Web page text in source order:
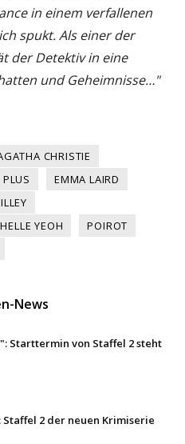
in einem verfallenen
spukt. Als einer der
der Detektiv in eine
und Geheimnisse…"
CHRISTIE
EMMA LAIRD
YEOH
POIROT
News
Starttermin von Staffel 2 steht
Staffel 2 der neuen Krimiserie